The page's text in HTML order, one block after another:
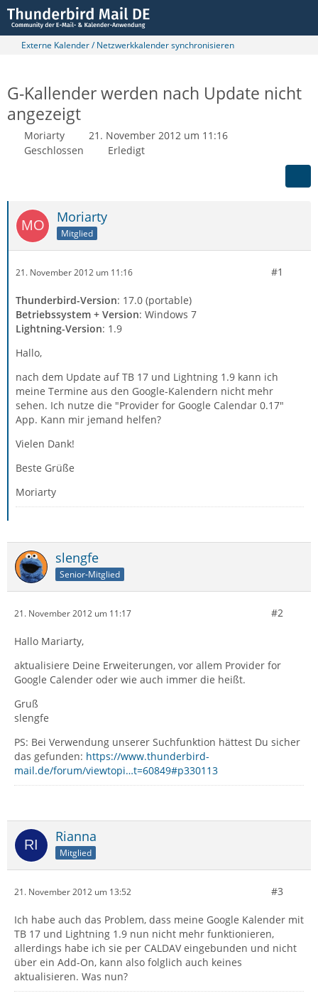
Externe Kalender / Netzwerkkalender synchronisieren
G-Kallender werden nach Update nicht
angezeigt
Moriarty
21. November 2012 um 11:16
Geschlossen
Erledigt
Moriarty
Mitglied
21. November 2012 um 11:16 #1
Thunderbird-Version: 17.0 (portable)
Betriebssystem + Version: Windows 7
Lightning-Version: 1.9
Hallo,
nach dem Update auf TB 17 und Lightning 1.9 kann ich
meine Termine aus den Google-Kalendern nicht mehr
sehen. Ich nutze die "Provider for Google Calendar 0.17"
App. Kann mir jemand helfen?
Vielen Dank!
Beste Grüße
Moriarty
slengfe
Senior-Mitglied
21. November 2012 um 11:17 #2
Hallo Mariarty,
aktualisiere Deine Erweiterungen, vor allem Provider for
Google Calender oder wie auch immer die heißt.
Gruß
slengfe
PS: Bei Verwendung unserer Suchfunktion hättest Du sicher
das gefunden: https://www.thunderbird-
mail.de/forum/viewtopi…t=60849#p330113
Rianna
Mitglied
21. November 2012 um 13:52 #3
Ich habe auch das Problem, dass meine Google Kalender mit
TB 17 und Lightning 1.9 nun nicht mehr funktionieren,
allerdings habe ich sie per CALDAV eingebunden und nicht
über ein Add-On, kann also folglich auch keines
aktualisieren. Was nun?